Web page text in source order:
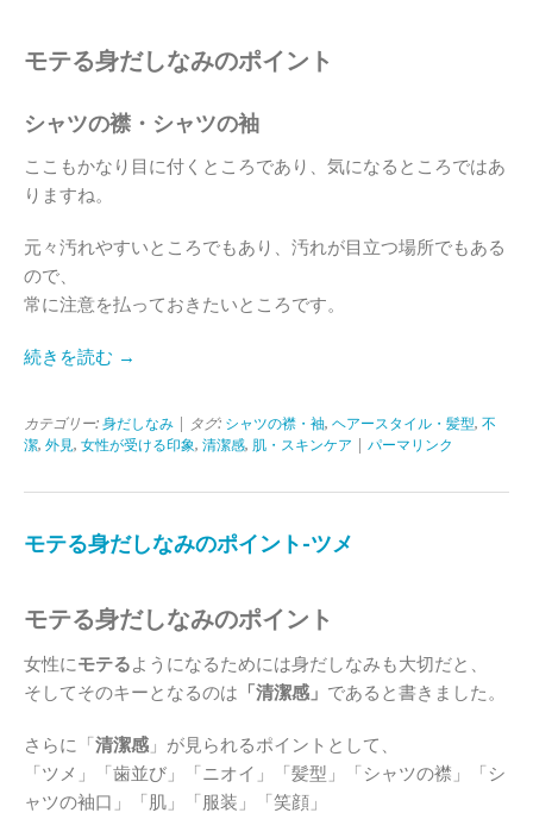
モテる身だしなみのポイント
シャツの襟・シャツの袖
ここもかなり目に付くところであり、気になるところではあ
りますね。
元々汚れやすいところでもあり、汚れが目立つ場所でもある
ので、
常に注意を払っておきたいところです。
続きを読む →
カテゴリー: 身だしなみ | タグ: シャツの襟・袖, ヘアースタイル・髪型, 不
潔, 外見, 女性が受ける印象, 清潔感, 肌・スキンケア パーマリンク
モテる身だしなみのポイント-ツメ
モテる身だしなみのポイント
女性にモテるようになるためには身だしなみも大切だと、
そしてそのキーとなるのは 「清潔感」 であると書きました。
さらに「 清潔感 」が見られるポイントとして、
「ツメ」「歯並び」「ニオイ」「髪型」「シャツの襟」「シ
ャツの袖口」「肌」「服装」「笑顔」